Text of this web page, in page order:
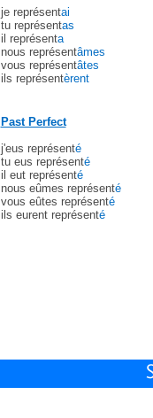
je représentai
tu représentas
il représenta
nous représentâmes
vous représentâtes
ils représentèrent
Past Perfect
j'eus représenté
tu eus représenté
il eut représenté
nous eûmes représenté
vous eûtes représenté
ils eurent représenté